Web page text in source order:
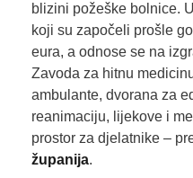
blizini požeške bolnice.
koji su započeli prošle
eura, a odnose se na
Zavoda za hitnu
ambulante, dvorana za
reanimaciju, lijekove i
prostor za djelatnike –
županija.